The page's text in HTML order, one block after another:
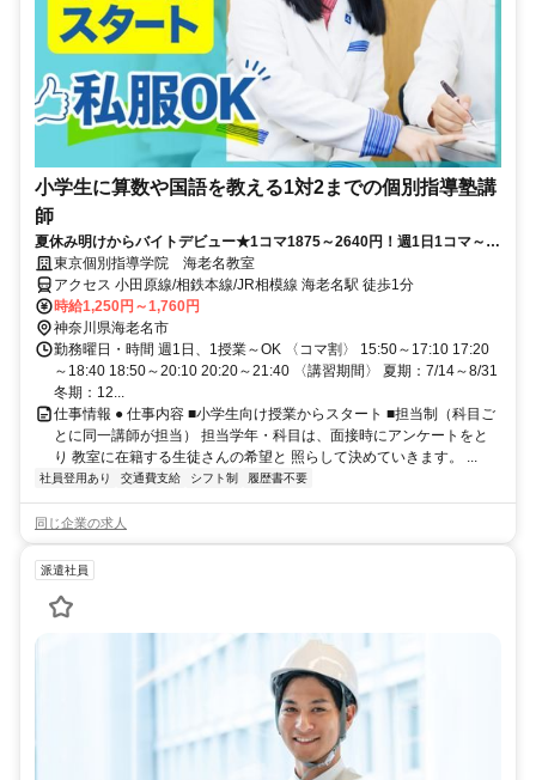
小学生に算数や国語を教える1対2までの個別指導塾講
師
夏休み明けからバイトデビュー★1コマ1875～2640円！週1日1コマ～私
服でok◎
東京個別指導学院 海老名教室
アクセス 小田原線/相鉄本線/JR相模線 海老名駅 徒歩1分
時給1,250円～1,760円
神奈川県海老名市
勤務曜日・時間 週1日、1授業～OK 〈コマ割〉 15:50～17:10 17:20
～18:40 18:50～20:10 20:20～21:40 〈講習期間〉 夏期：7/14～8/31
冬期：12...
仕事情報 ● 仕事内容 ■小学生向け授業からスタート ■担当制（科目ご
とに同一講師が担当） 担当学年・科目は、面接時にアンケートをと
り 教室に在籍する生徒さんの希望と 照らして決めていきます。 ...
社員登用あり 交通費支給 シフト制 履歴書不要
同じ企業の求人
派遣社員